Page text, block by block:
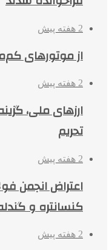
2 هفته پیش
از موتورهای
2 هفته پیش
ارزهای ملی،
تحریم
2 هفته پیش
اعتراض انجمن
کنسانتره و
2 هفته پیش